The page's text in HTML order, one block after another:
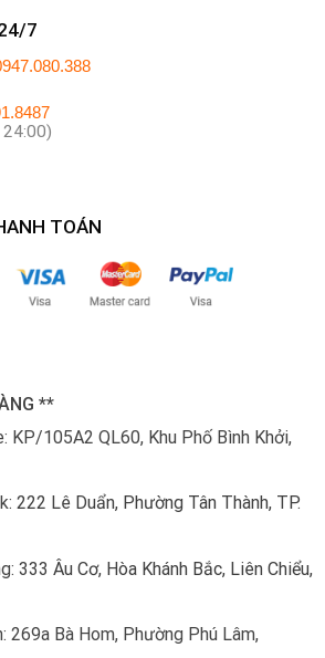
7
TOÁN
**
KP/105A2 QL60, Khu Phố Bình Khởi,
222 Lê Duẩn, Phường Tân Thành, TP.
333 Âu Cơ, Hòa Khánh Bắc, Liên Chiểu,
269a Bà Hom, Phường Phú Lâm,